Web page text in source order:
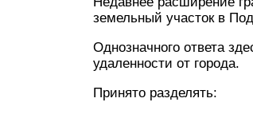
земельный участок в
Однозначного ответа
удаленности от города.
Принято разделять: